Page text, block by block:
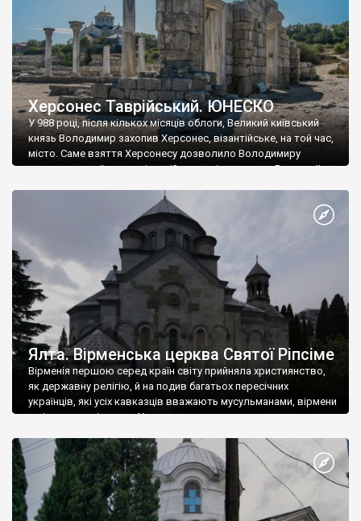
Херсонес Таврійський. ЮНЕСКО
У 988 році, після кількох місяців облоги, Великий київський
князь Володимир захопив Херсонес, візантійське, на той час,
місто. Саме взяття Херсонесу дозволило Володимиру
диктувати свої умови візантійському імператору Василю ІІ, та
Херсонесі Володимир-язичник, став Василем-християнином.
А потім було Хрещення Русі. На честь Херсонесу Таврійського
Ялта. Вірменська церква Святої Ріпсіме
Вірменія першою серед країн світу прийняла християнство,
як державну релігію, й на подив багатьох пересічних
українців, які усіх кавказців вважають мусульманами, вірмени
є відданими вірянами Христа